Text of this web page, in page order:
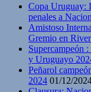
Copa Uruguay:
penales a
Amistoso
Gremio en
Supercampeón
y Uruguayo
Peñarol
2024 01/12/